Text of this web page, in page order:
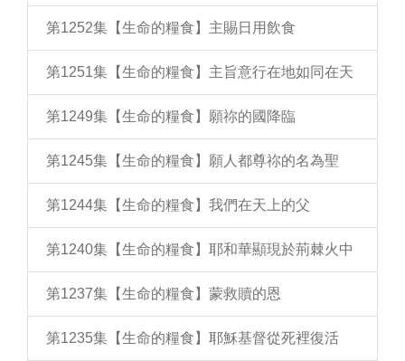
第1252集【生命的糧食】主賜日用飲食
第1251集【生命的糧食】主旨意行在地如同在天
第1249集【生命的糧食】願祢的國降臨
第1245集【生命的糧食】願人都尊祢的名為聖
第1244集【生命的糧食】我們在天上的父
第1240集【生命的糧食】耶和華顯現於荊棘火中
第1237集【生命的糧食】蒙救贖的恩
第1235集【生命的糧食】耶穌基督從死裡復活